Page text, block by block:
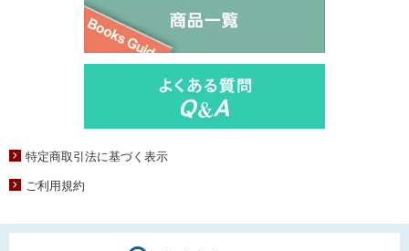
特定商取引法に基づく表示
ご利用規約